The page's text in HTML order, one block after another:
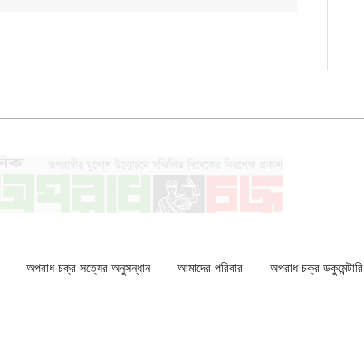
অপরাধ চক্র সত্যের অনুসন্ধান আমাদের পরিবার অপরাধ চক্র ডকুমেন্টারি